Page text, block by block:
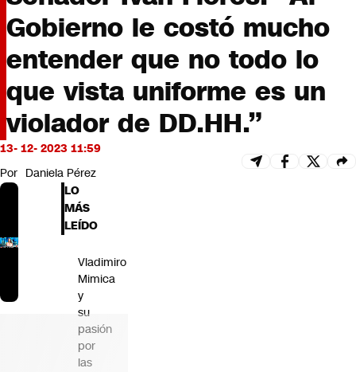
Programas completos
Cultura
Servicios
Bits
CNN tiempo
Futuro 360
Opinión
Gobierno le costó mucho
entender que no todo lo
que vista uniforme es un
violador de DD.HH.”
13- 12- 2023 11:59
Por Daniela Pérez
LO
MÁS
LEÍDO
Vladimiro
Mimica
y
su
pasión
por
las